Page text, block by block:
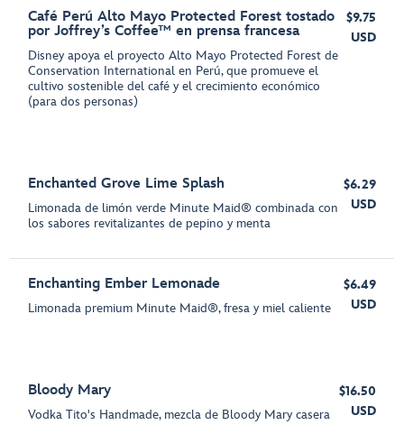
Café Perú Alto Mayo Protected Forest tostado
por Joffrey’s Coffee™ en prensa francesa
Disney apoya el proyecto Alto Mayo Protected Forest de
Conservation International en Perú, que promueve el
cultivo sostenible del café y el crecimiento económico
(para dos personas)
$9.75
USD
Enchanted Grove Lime Splash
Limonada de limón verde Minute Maid® combinada con
los sabores revitalizantes de pepino y menta
$6.29
USD
Enchanting Ember Lemonade
Limonada premium Minute Maid®, fresa y miel caliente
$6.49
USD
Bloody Mary
Vodka Tito's Handmade, mezcla de Bloody Mary casera
$16.50
USD